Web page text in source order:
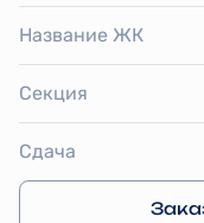
Название ЖК
Секция
Сдача